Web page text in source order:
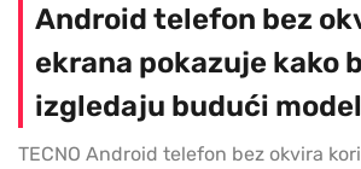
Android telefon bez
ekrana pokazuje kako
izgledaju budući
TECNO Android telefon bez okvira